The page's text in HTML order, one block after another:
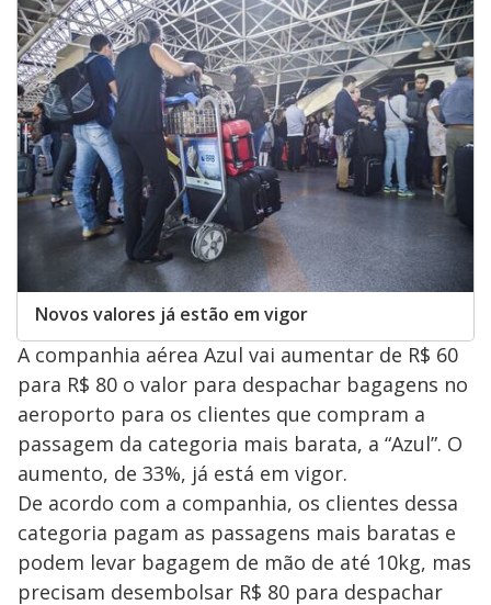
Novos valores já estão em vigor
A companhia aérea Azul vai aumentar de R$ 60
para R$ 80 o valor para despachar bagagens no
aeroporto para os clientes que compram a
passagem da categoria mais barata, a “Azul”. O
aumento, de 33%, já está em vigor.
De acordo com a companhia, os clientes dessa
categoria pagam as passagens mais baratas e
podem levar bagagem de mão de até 10kg, mas
precisam desembolsar R$ 80 para despachar